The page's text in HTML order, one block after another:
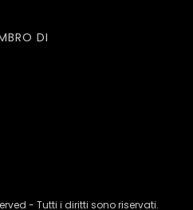
DI
- Tutti i diritti sono riservati.